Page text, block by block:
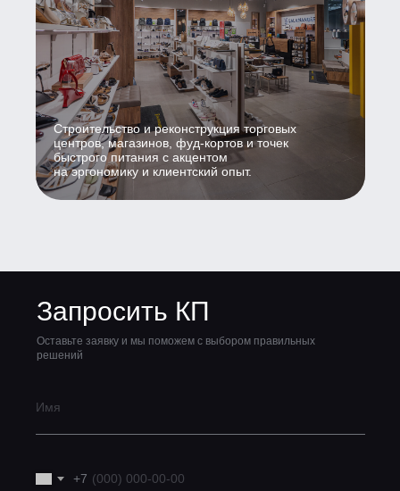
Строительство и реконструкция торговых
центров, магазинов, фуд-кортов и точек
быстрого питания с акцентом
на эргономику и клиентский опыт.
Запросить КП
Оставьте заявку и мы поможем с выбором правильных
решений
+7